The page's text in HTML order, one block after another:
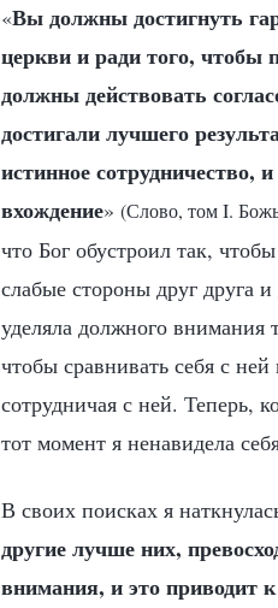
«Вы должны достигнуть
церкви и ради того, чтобы
должны действовать
достигали лучшего
истинное
вхождение» (Слово, том I.
что Бог обустроил так,
слабые стороны друг друга
уделяла должного внимания
чтобы сравнивать себя с
сотрудничая с ней. Теперь,
тот момент я ненавидела
В своих поисках я
другие лучше них,
внимания, и это приводит